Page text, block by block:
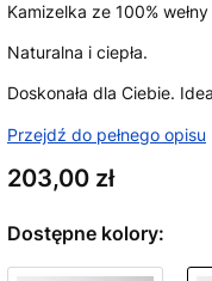
Kamizelka ze 100%
Naturalna i ciepła.
Doskonała dla Ciebie.
Przejdź do pełnego opisu
Cena
203,00 zł
Dostępne kolory: